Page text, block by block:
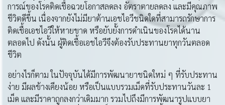
การณ์ของโรคติดเชื้อฉวยโอกาสลดลง อัตราตายลดลง และมีคุณภาพ
ชีวิตดีขึ้น เนื่องจากยังไม่มียาต้านเอชไอวีชนิดใดที่สามารถรักษาการ
ติดเชื้อเอชไอวีให้หายขาด หรือยับยั้งการดำเนินของโรคได้นาน
ตลอดไป ดังนั้น ผู้ติดเชื้อเอชไอวีจึงต้องรับประทานยาทุกวันตลอด
ชีวิต
อย่างไรก็ตาม ในปัจจุบันได้มีการพัฒนายาชนิดใหม่ ๆ ที่รับประทาน
ง่าย มีผลข้างเคียงน้อย หรือเป็นแบบรวมเม็ดที่รับประทานวันละ 1
เม็ด และมีราคาถูกลงกว่าเดิมมาก รวมไปถึงมีการพัฒนารูปแบบยา